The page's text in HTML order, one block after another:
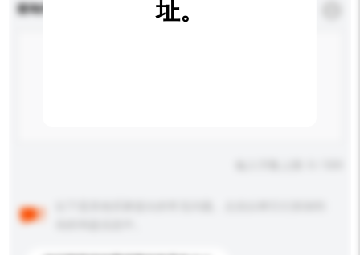
查询内容
址。